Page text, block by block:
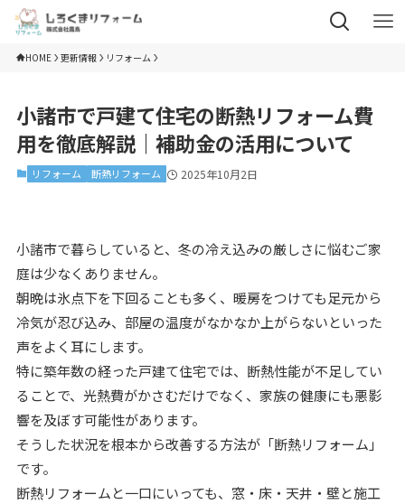
HOME 更新情報 リフォーム
小諸市で戸建て住宅の断熱リフォーム費
用を徹底解説｜補助金の活用について
リフォーム 断熱リフォーム 2025年10月2日
小諸市で暮らしていると、冬の冷え込みの厳しさに悩むご家
庭は少なくありません。
朝晩は氷点下を下回ることも多く、暖房をつけても足元から
冷気が忍び込み、部屋の温度がなかなか上がらないといった
声をよく耳にします。
特に築年数の経った戸建て住宅では、断熱性能が不足してい
ることで、光熱費がかさむだけでなく、家族の健康にも悪影
響を及ぼす可能性があります。
そうした状況を根本から改善する方法が「断熱リフォーム」
です。
断熱リフォームと一口にいっても、窓・床・天井・壁と施工